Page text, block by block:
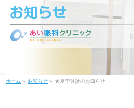
ホーム » お知らせ » ★夏季休診のお知らせ